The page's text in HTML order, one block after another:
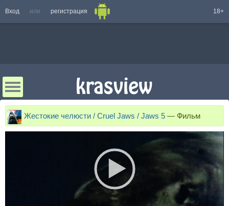
Вход или регистрация 18+
Жестокие челюсти / Cruel Jaws / Jaws 5 — Фильм